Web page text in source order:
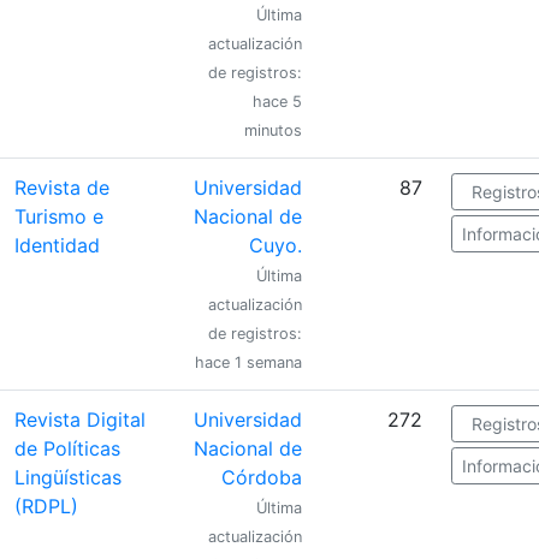
Última
actualización
de registros:
hace 5
minutos
Revista de
Turismo e
Identidad
Universidad
Nacional de
Cuyo.
Última
actualización
de registros:
hace 1 semana
87
Revista Digital
de Políticas
Lingüísticas
(RDPL)
Universidad
Nacional de
Córdoba
Última
actualización
272